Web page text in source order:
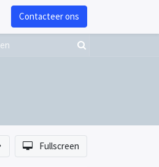
Contacteer ons
Fullscreen